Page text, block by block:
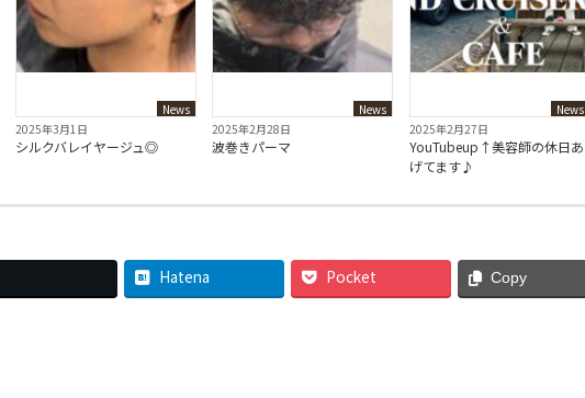
News
2025年3月1日
シルクバレイヤージュ◎
News
2025年2月28日
波巻きパーマ
News
2025年2月27日
YouTubeup↑美容師の休日あ
げてます♪
Hatena Pocket Copy